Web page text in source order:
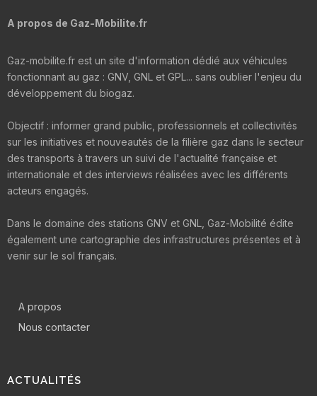
A propos de Gaz-Mobilite.fr
Gaz-mobilite.fr est un site d'information dédié aux véhicules
fonctionnant au gaz : GNV, GNL et GPL... sans oublier l'enjeu du
développement du biogaz.
Objectif : informer grand public, professionnels et collectivités
sur les initiatives et nouveautés de la filière gaz dans le secteur
des transports à travers un suivi de l'actualité française et
internationale et des interviews réalisées avec les différents
acteurs engagés.
Dans le domaine des stations GNV et GNL, Gaz-Mobilité édite
également une cartographie des infrastructures présentes et à
venir sur le sol français.
A propos
Nous contacter
ACTUALITÉS